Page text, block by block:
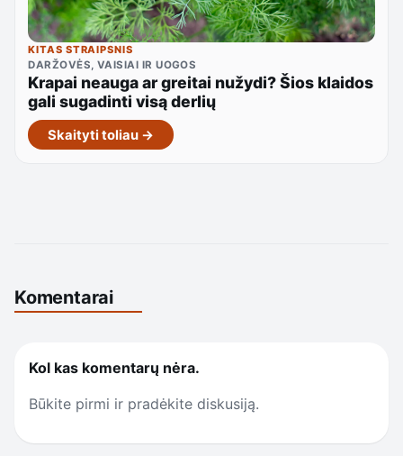
KITAS STRAIPSNIS
DARŽOVĖS, VAISIAI IR UOGOS
Krapai neauga ar greitai nužydi? Šios klaidos
gali sugadinti visą derlių
Skaityti toliau →
Komentarai
Kol kas komentarų nėra.
Būkite pirmi ir pradėkite diskusiją.